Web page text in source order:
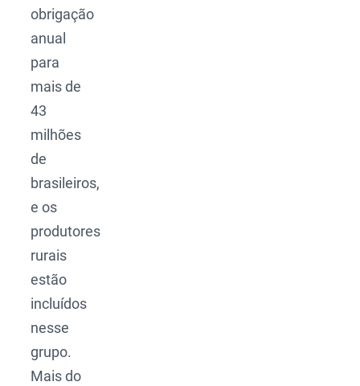
obrigação
anual
para
mais de
43
milhões
de
brasileiros,
e os
produtores
rurais
estão
incluídos
nesse
grupo.
Mais do